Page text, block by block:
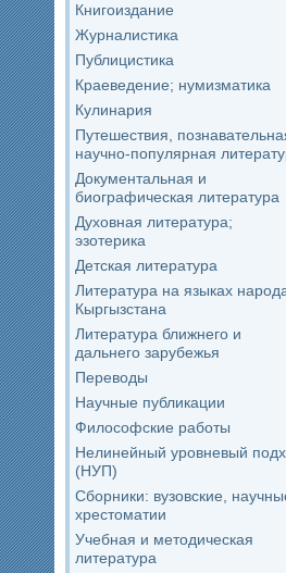
Книгоиздание
Журналистика
Публицистика
Краеведение; нумизматика
Кулинария
Путешествия,
научно-популярная
Документальная и
биографическая литература
Духовная литература;
эзотерика
Детская литература
Литература на языках
Кыргызстана
Литература ближнего и
дальнего зарубежья
Переводы
Научные публикации
Философские работы
Нелинейный уровневый
(НУП)
Сборники: вузовские,
хрестоматии
Учебная и методическая
литература